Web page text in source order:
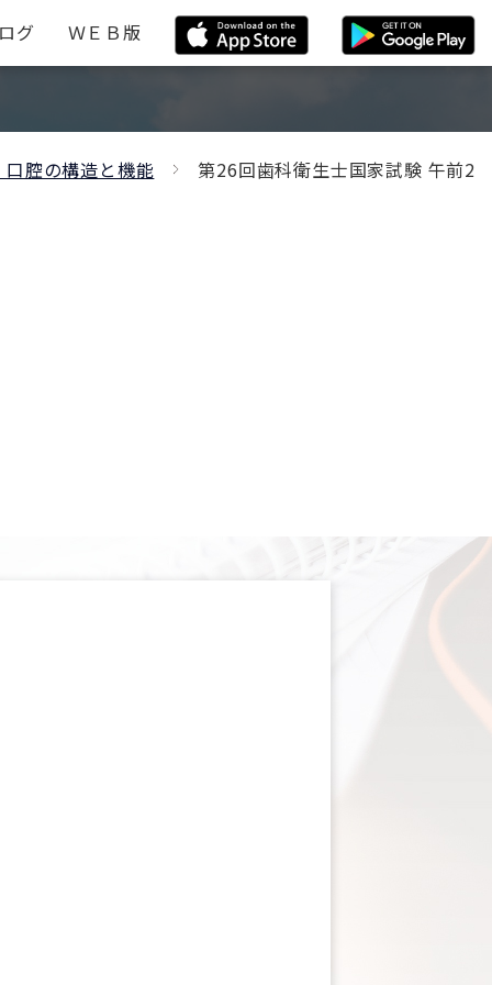
グ ＷＥＢ版
腔の構造と機能 第26回歯科衛生士国家試験 午前2